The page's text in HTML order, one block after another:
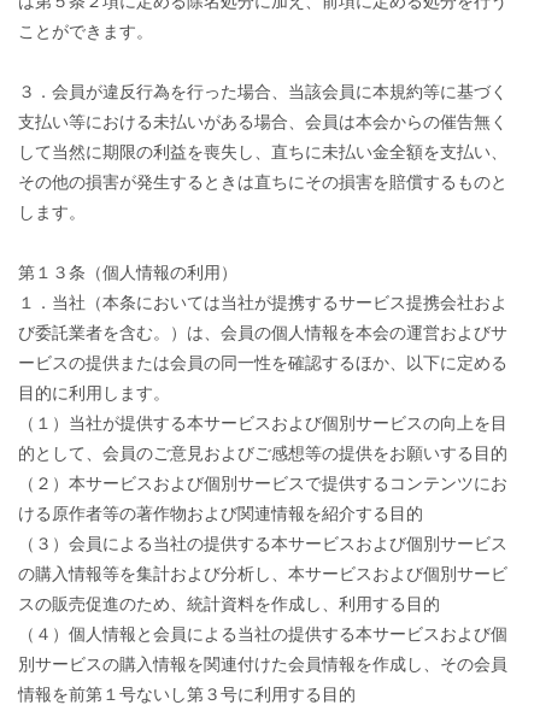
ことができます。
３．会員が違反行為を行った場合、当該会員に本規約等に基づく
支払い等における未払いがある場合、会員は本会からの催告無く
して当然に期限の利益を喪失し、直ちに未払い金全額を支払い、
その他の損害が発生するときは直ちにその損害を賠償するものと
します。
第１３条（個人情報の利用）
１．当社（本条においては当社が提携するサービス提携会社およ
び委託業者を含む。）は、会員の個人情報を本会の運営およびサ
ービスの提供または会員の同一性を確認するほか、以下に定める
目的に利用します。
（１）当社が提供する本サービスおよび個別サービスの向上を目
的として、会員のご意見およびご感想等の提供をお願いする目的
（２）本サービスおよび個別サービスで提供するコンテンツにお
ける原作者等の著作物および関連情報を紹介する目的
（３）会員による当社の提供する本サービスおよび個別サービス
の購入情報等を集計および分析し、本サービスおよび個別サービ
スの販売促進のため、統計資料を作成し、利用する目的
（４）個人情報と会員による当社の提供する本サービスおよび個
別サービスの購入情報を関連付けた会員情報を作成し、その会員
情報を前第１号ないし第３号に利用する目的